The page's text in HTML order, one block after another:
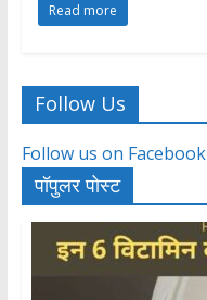
Read more
Follow Us
Follow us on Facebook
पॉपुलर पोस्ट